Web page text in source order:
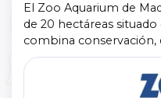
El Zoo Aquarium de
de 20 hectáreas situado
combina conservación,
un acuario avanzado y
los visitantes una